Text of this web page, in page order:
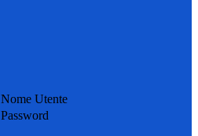
Nome Utente
Password